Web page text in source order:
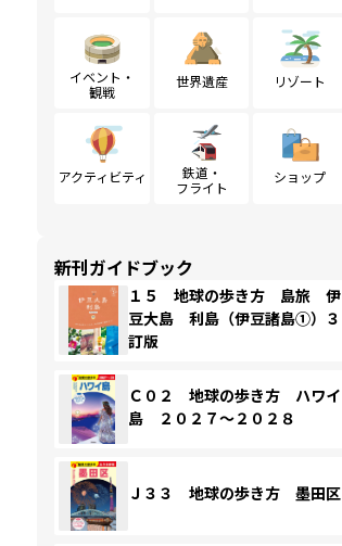
イベント・
観戦
世界遺産 リゾート
アクティビティ
鉄道・
フライト
ショップ
新刊ガイドブック
１５ 地球の歩き方 島旅 伊
豆大島 利島（伊豆諸島①）３
訂版
Ｃ０２ 地球の歩き方 ハワイ
島 ２０２７～２０２８
Ｊ３３ 地球の歩き方 墨田区